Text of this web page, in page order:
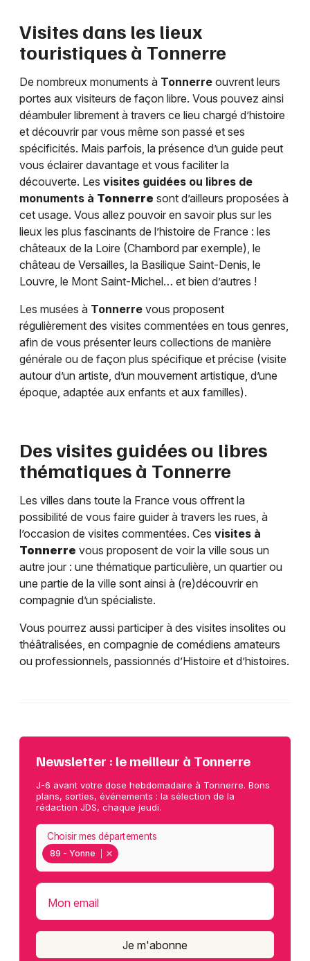
Visites dans les lieux
touristiques à Tonnerre
De nombreux monuments à Tonnerre ouvrent leurs
portes aux visiteurs de façon libre. Vous pouvez ainsi
déambuler librement à travers ce lieu chargé d’histoire
et découvrir par vous même son passé et ses
spécificités. Mais parfois, la présence d’un guide peut
vous éclairer davantage et vous faciliter la
découverte. Les visites guidées ou libres de
monuments à Tonnerre sont d’ailleurs proposées à
cet usage. Vous allez pouvoir en savoir plus sur les
lieux les plus fascinants de l’histoire de France : les
châteaux de la Loire (Chambord par exemple), le
château de Versailles, la Basilique Saint-Denis, le
Louvre, le Mont Saint-Michel… et bien d’autres !
Les musées à Tonnerre vous proposent
régulièrement des visites commentées en tous genres,
afin de vous présenter leurs collections de manière
générale ou de façon plus spécifique et précise (visite
autour d’un artiste, d’un mouvement artistique, d’une
époque, adaptée aux enfants et aux familles).
Des visites guidées ou libres
thématiques à Tonnerre
Les villes dans toute la France vous offrent la
possibilité de vous faire guider à travers les rues, à
l’occasion de visites commentées. Ces visites à
Tonnerre vous proposent de voir la ville sous un
autre jour : une thématique particulière, un quartier ou
une partie de la ville sont ainsi à (re)découvrir en
compagnie d’un spécialiste.
Vous pourrez aussi participer à des visites insolites ou
théâtralisées, en compagnie de comédiens amateurs
ou professionnels, passionnés d’Histoire et d’histoires.
Newsletter : le meilleur à Tonnerre
J-6 avant votre dose hebdomadaire à Tonnerre. Bons
plans, sorties, événements : la sélection de la
rédaction JDS, chaque jeudi.
89 - Yonne
Choisir mes départements
Mon email
Je m'abonne